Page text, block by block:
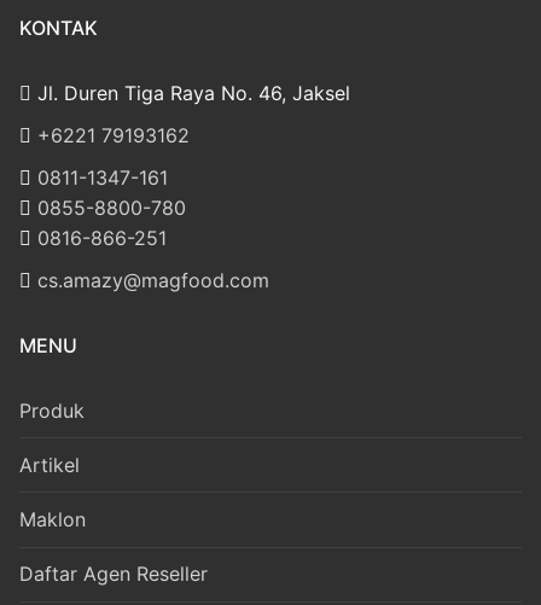
KONTAK
Jl. Duren Tiga Raya No. 46, Jaksel
‎+6221 79193162
‪0811-1347-161
‪0855-8800-780
‪0816-866-251
cs.amazy@magfood.com
MENU
Produk
Artikel
Maklon
Daftar Agen Reseller